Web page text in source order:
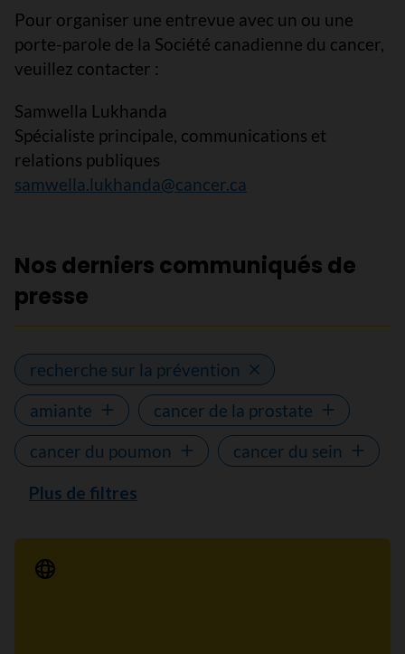
Pour organiser une entrevue avec un ou une
porte-parole de la Société canadienne du cancer,
veuillez contacter :
Samwella Lukhanda
Spécialiste principale, communications et
relations publiques
samwella.lukhanda@cancer.ca
Nos derniers communiqués de
presse
recherche sur la prévention
amiante
cancer de la prostate
cancer du poumon
cancer du sein
Plus de filtres
Communiqué de presse